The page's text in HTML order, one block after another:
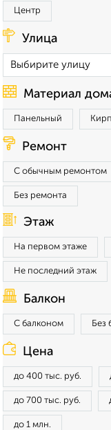
Центр
Улица
Материал
Панельный
Ремонт
С обычным ремонтом
Без ремонта
Этаж
На первом этаже
Не последний этаж
Балкон
С балконом Без
Цена
до 400 тыс. руб.
до 700 тыс. руб.
до 1 млн.